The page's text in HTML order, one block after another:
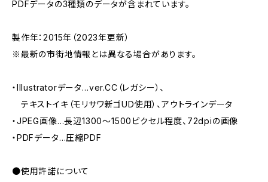
PDFデータの3種類のデータが含まれています。
製作年：2015年（2023年更新）
※最新の市街地情報とは異なる場合があります。
・Illustratorデータ…ver.CC（レガシー）、
テキストイキ（モリサワ新ゴUD使用）、アウトラインデータ
・JPEG画像…長辺1300～1500ピクセル程度、72dpiの画像
・PDFデータ…圧縮PDF
●使用許諾について